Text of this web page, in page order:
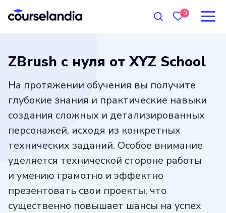
0
ZBrush с нуля от XYZ School
На протяжении обучения вы получите
глубокие знания и практические навыки
создания сложных и детализированных
персонажей, исходя из конкретных
технических заданий. Особое внимание
уделяется технической стороне работы
и умению грамотно и эффектно
презентовать свои проекты, что
существенно повышает шансы на успех